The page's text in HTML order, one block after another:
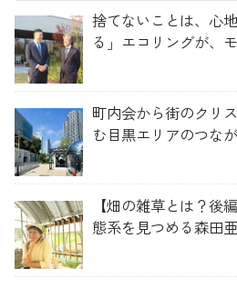
捨てないことは、心
る」エコリングが、
町内会から街のクリ
む目黒エリアのつな
【畑の雑草とは？後
態系を見つめる森田